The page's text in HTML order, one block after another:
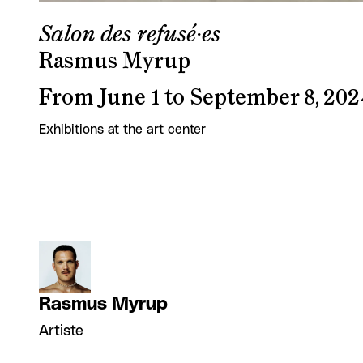
Salon des refusé·es
Rasmus Myrup
From June 1 to September 8,
Exhibitions at the art center
Rasmus Myrup
Artiste